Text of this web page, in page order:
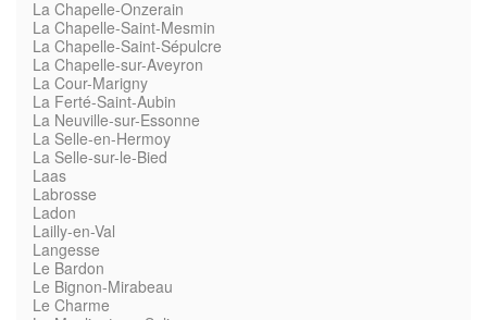
La Chapelle-Onzerain
La Chapelle-Saint-Mesmin
La Chapelle-Saint-Sépulcre
La Chapelle-sur-Aveyron
La Cour-Marigny
La Ferté-Saint-Aubin
La Neuville-sur-Essonne
La Selle-en-Hermoy
La Selle-sur-le-Bied
Laas
Labrosse
Ladon
Lailly-en-Val
Langesse
Le Bardon
Le Bignon-Mirabeau
Le Charme